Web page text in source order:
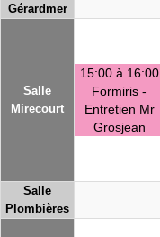
Gérardmer
Salle
Mirecourt
15:00 à 16:00
Formiris -
Entretien Mr
Grosjean
Salle
Plombières